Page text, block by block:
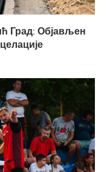
Град: Објављен